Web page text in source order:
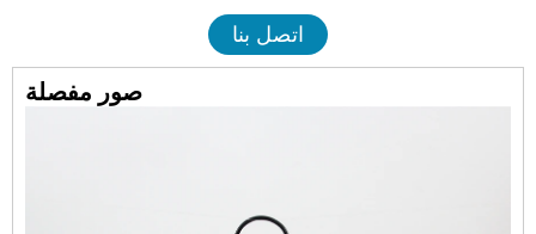
اتصل بنا
صور مفصلة